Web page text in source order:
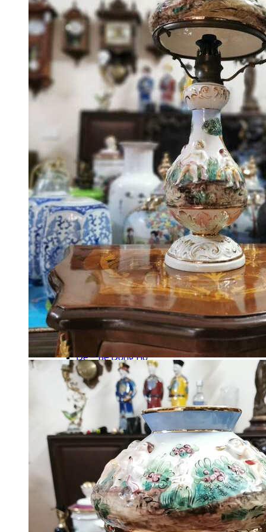
Đèn
Đèn Tiffani
Đèn 3 Dây
Đèn Bàn
Đèn Cây
Đèn Chùm
Đèn Dầu
Đèn Tường
Đèn Tượng
Chân Đèn
Lam Đèn Dầu
Đồ Đồng
Ấm Chén – Âu Đồng
Bàn Kệ Đồng
Bình Lọ Đồng
Chân Nến
Hộp Trang Sức
Phù Điêu
Thánh Giá
Tượng Đồng
Đồ Đồng Khác
Đôn Đồng
Bộ Chân Nến
Chân Nến Đồng
Đồng Hồ
Bộ 3 Món
Bộ Đếm Piano
Chưa Phân Loại
Phong Vũ Biểu
Vỏ Đồng Hồ
Đế – Bệ Đồng Hồ
Đồng Hồ Cây – Tủ
Đồng Hồ Treo Tường
Đồng Hồ Tượng
Đồng Hồ Để Bàn
Máy Hát
Hộp Nhạc
Polyphone
Tranh – Ảnh
Khung Tranh
Phù Điêu
Tranh Gỗ
Tranh Sơn Dầu
Tranh Sứ
Tranh Đồng
Tượng